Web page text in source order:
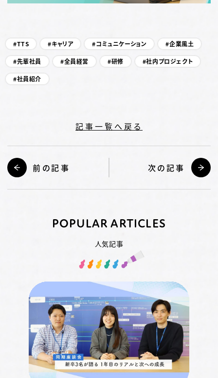
TTS キャリア コミュニケーション 企業風土
先輩社員 全員経営 研修 社内プロジェクト
社員紹介
前の記事
記事一覧へ戻る
次の記事
POPULAR ARTICLES
人気記事